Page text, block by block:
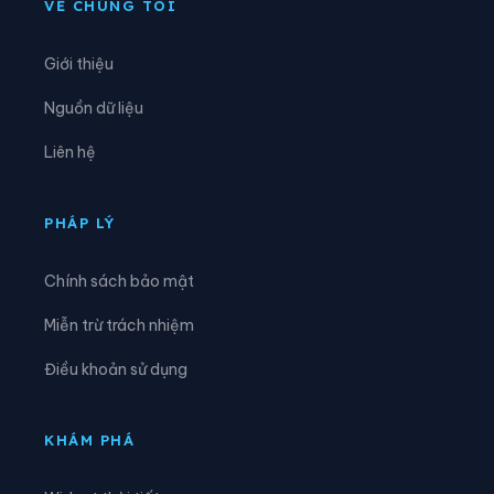
Xã Ninh Hải
Xã Tây Khánh Sơn
VỀ CHÚNG TÔI
Giới thiệu
Nguồn dữ liệu
Liên hệ
PHÁP LÝ
Chính sách bảo mật
Miễn trừ trách nhiệm
Điều khoản sử dụng
KHÁM PHÁ